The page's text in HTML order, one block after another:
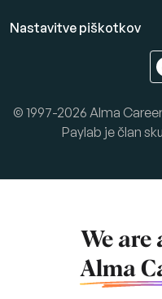
Nastavitve piškotkov
© 1997-2026 Alma
Paylab je član
We are
Alma